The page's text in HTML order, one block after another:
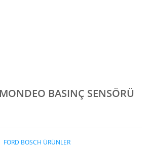
BASINÇ SENSÖRÜ
FORD BOSCH ÜRÜNLER